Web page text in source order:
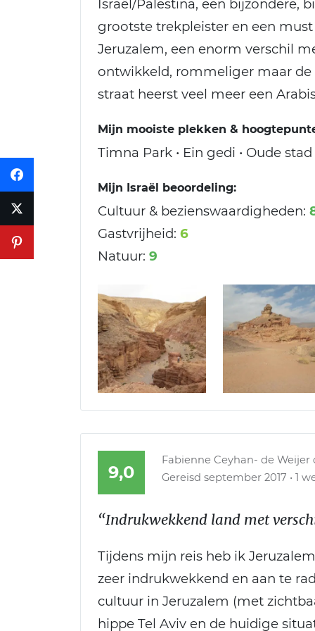
Israël/Palestina, een bijzondere,
grootste trekpleister en een
Jeruzalem, een enorm verschil
ontwikkeld, rommeliger maar de
straat heerst veel meer een
Mijn mooiste plekken &
Timna Park • Ein gedi • Oude
Mijn Israël beoordeling:
Cultuur & bezienswaardigheden:
Gastvrijheid: 6
Natuur: 9
9,0
Fabienne Ceyhan- de Weijer
Gereisd september 2017 • 1
“Indrukwekkend land met
Tijdens mijn reis heb ik
zeer indrukwekkend en aan te
cultuur in Jeruzalem (met
hippe Tel Aviv en de huidige